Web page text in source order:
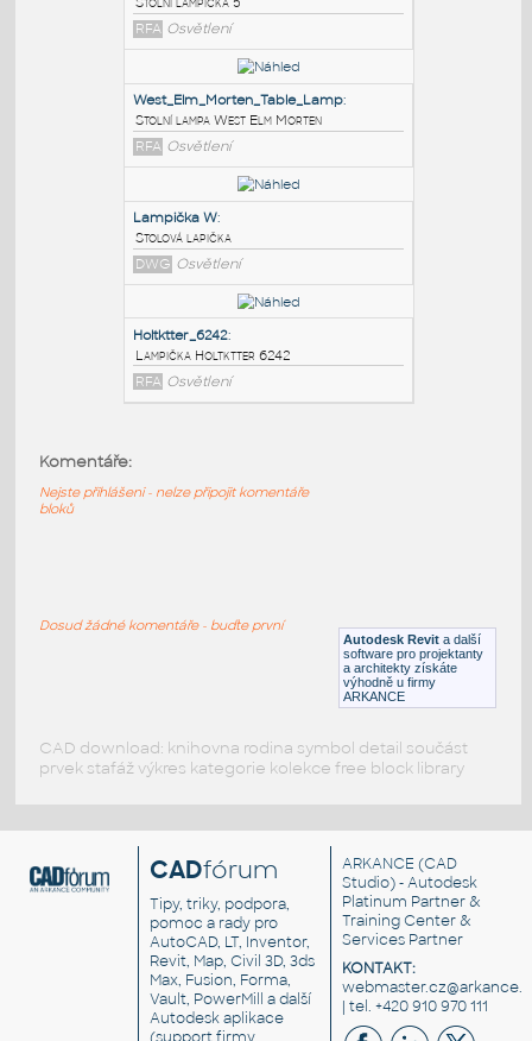
PODOBNÉ BLOKY
Desk_Lamp_5:
Stolní lampička 5
RFA Osvětlení
West_Elm_Morten_Table_Lamp
Stolní lampa West Elm Morten
RFA Osvětlení
DWG Osvětlení
Autodesk Revit a další
software pro projektanty
a architekty získáte
výhodně u firmy
ARKANCE
Komentáře:
Nejste přihlášeni - nelze připojit komentáře
bloků
Dosud žádné komentáře - buďte první
CAD download: knihovna rodina symbol detail součást
prvek stafáž výkres kategorie kolekce free block library
CADfórum
Tipy, triky, podpora,
pomoc a rady pro
AutoCAD, LT, Inventor,
Revit, Map, Civil 3D, 3ds
Max, Fusion, Forma,
Vault, PowerMill a další
Autodesk aplikace
ARKANCE (CAD
Studio) - Autodesk
Platinum Partner &
Training Center &
Services Partner
KONTAKT:
| tel. +420 910 970 111